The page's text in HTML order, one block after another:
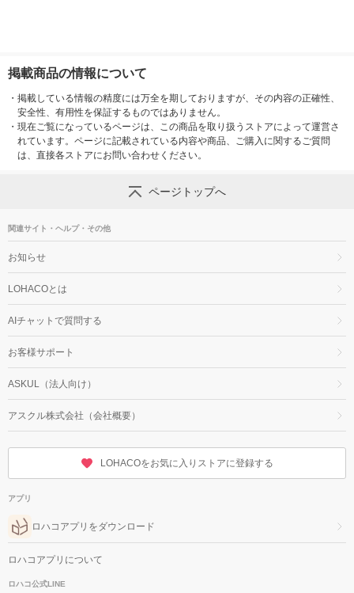
掲載商品の情報について
・ 掲載している情報の精度には万全を期しておりますが、その内容の正確性、
安全性、有用性を保証するものではありません。
・ 現在ご覧になっているページは、この商品を取り扱うストアによって運営さ
れています。ページに記載されている内容や商品、ご購入に関するご質問
は、直接各ストアにお問い合わせください。
ページトップへ
関連サイト・ヘルプ・その他
お知らせ
LOHACOとは
AIチャットで質問する
お客様サポート
ASKUL（法人向け）
アスクル株式会社（会社概要）
LOHACOをお気に入りストアに登録する
アプリ
ロハコアプリをダウンロード
ロハコアプリについて
ロハコ公式LINE